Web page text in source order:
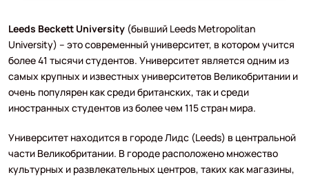
Leeds Beckett University(бывший Leeds Metropolitan
University) – это современный университет, в котором учится
более 41 тысячи студентов. Университет является одним из
самых крупных и известных университетов Великобритании и
очень популярен как среди британских, так и среди
иностранных студентов из более чем 115 стран мира.
Университет находится в городе Лидс (Leeds) в центральной
части Великобритании. В городе расположено множество
культурных и развлекательных центров, таких как магазины,